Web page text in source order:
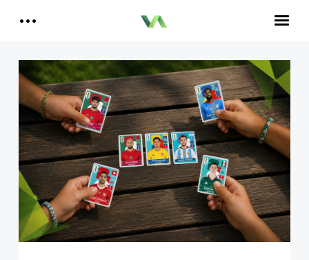
Historia del Betis
Crónicas Betis
Análisis Betis
Quiénes Somos
Contactar
Reproductor
de
vídeo
00:00 01:51
Aitor, un bético en CataluñaReproductor
de
audio